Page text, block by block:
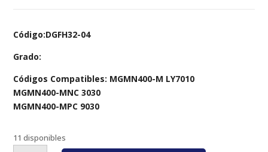
Código:DGFH32-04
Grado:
Códigos Compatibles: MGMN400-M LY7010
MGMN400-MNC 3030
MGMN400-MPC 9030
11 disponibles